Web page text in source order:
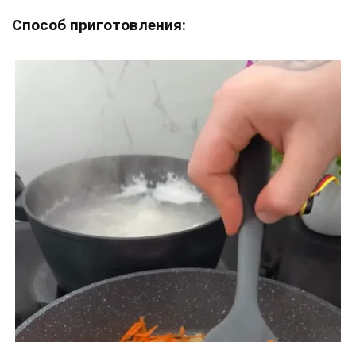
Способ приготовления: